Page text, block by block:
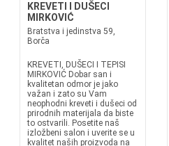
KREVETI I DUŠECI
MIRKOVIĆ
Bratstva i jedinstva 59,
Borča
KREVETI, DUŠECI I TEPISI
MIRKOVIĆ Dobar san i
kvalitetan odmor je jako
važan i zato su Vam
neophodni kreveti i dušeci od
prirodnih materijala da biste
to ostvarili. Posetite naš
izložbeni salon i uverite se u
kvalitet naših proizvoda na